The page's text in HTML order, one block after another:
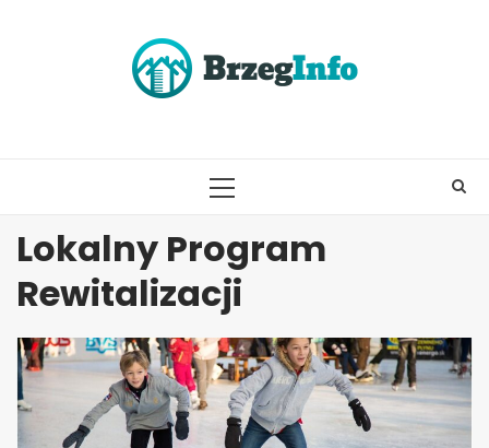
PRIMARY
Lokalny Program
Rewitalizacji